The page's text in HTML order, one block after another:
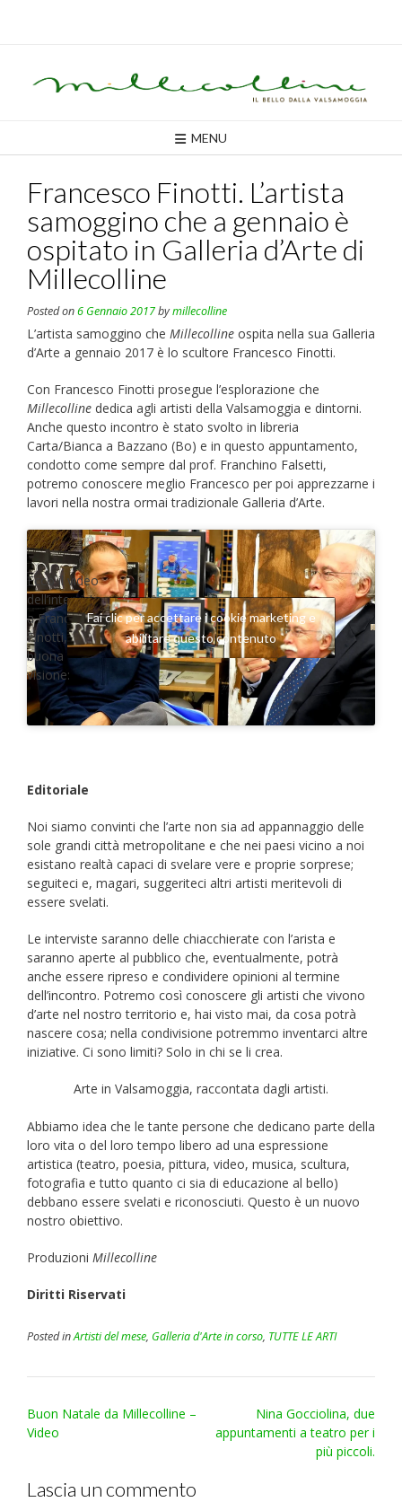
MENU
Francesco Finotti. L’artista
samoggino che a gennaio è
ospitato in Galleria d’Arte di
Millecolline
Posted on6 Gennaio 2017bymillecolline
L’artista samoggino che Millecolline ospita nella sua Galleria
d’Arte a gennaio 2017 è lo scultore Francesco Finotti.
Con Francesco Finotti prosegue l’esplorazione che
Millecolline dedica agli artisti della Valsamoggia e dintorni.
Anche questo incontro è stato svolto in libreria
Carta/Bianca a Bazzano (Bo) e in questo appuntamento,
condotto come sempre dal prof. Franchino Falsetti,
potremo conoscere meglio Francesco per poi apprezzarne i
lavori nella nostra ormai tradizionale Galleria d’Arte.
Ecco il video
dell’intervista
a Francesco
Finotti,
buona
visione:
Fai clic per accettare i cookie marketing e
abilitare questo contenuto
Editoriale
Noi siamo convinti che l’arte non sia ad appannaggio delle
sole grandi città metropolitane e che nei paesi vicino a noi
esistano realtà capaci di svelare vere e proprie sorprese;
seguiteci e, magari, suggeriteci altri artisti meritevoli di
essere svelati.
Le interviste saranno delle chiacchierate con l’arista e
saranno aperte al pubblico che, eventualmente, potrà
anche essere ripreso e condividere opinioni al termine
dell’incontro. Potremo così conoscere gli artisti che vivono
d’arte nel nostro territorio e, hai visto mai, da cosa potrà
nascere cosa; nella condivisione potremmo inventarci altre
iniziative. Ci sono limiti? Solo in chi se li crea.
Arte in Valsamoggia, raccontata dagli artisti.
Abbiamo idea che le tante persone che dedicano parte della
loro vita o del loro tempo libero ad una espressione
artistica (teatro, poesia, pittura, video, musica, scultura,
fotografia e tutto quanto ci sia di educazione al bello)
debbano essere svelati e riconosciuti. Questo è un nuovo
nostro obiettivo.
Produzioni Millecolline
Diritti Riservati
Posted inArtisti del mese, Galleria d'Arte in corso, TUTTE LE ARTI
Post
navigation
Buon Natale da Millecolline –
Video
Nina Gocciolina, due
appuntamenti a teatro per i
più piccoli.
Lascia un commento